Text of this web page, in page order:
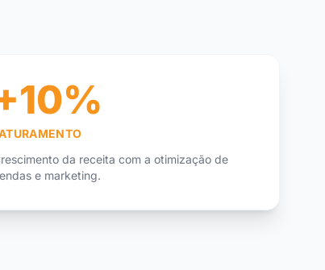
da receita com a otimização de
e marketing.